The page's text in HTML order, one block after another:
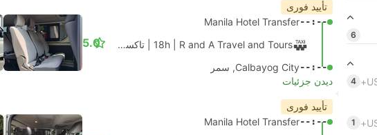
6
4
1
تأیید فوری
--:--
Manila Hotel Transfer
18h | R and A Travel and Tours تاکسی ون 6 نفره
--:--Calbayog City, سمر
5.0
دیدن جزئیات
تأیید فوری
--:--
Manila Hotel Transfer